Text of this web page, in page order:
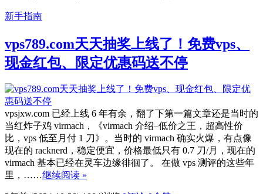
新手指南
vps789.com天天抽奖上线了！免费vps、
现金红包、限定优惠码送不停
vpsjxw.com 已经上线 6 年有余，翻了下第一篇文章还是当时的
当红炸子鸡 virmach，《virmach 介绍–低价之王，超高性价
比，vps 低至月付 1 刀》。当时的 virmach 确实火爆，有点像
现在的 racknerd，稳定便宜，价格最低只有 0.7 刀/月，现在的
virmach 基本已经在灵车边缘徘徊了。 在做 vps 测评的这些年
里，……继续阅读 »